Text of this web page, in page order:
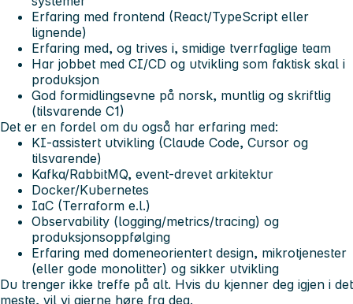
Erfaring med frontend (React/TypeScript eller
lignende)
Erfaring med, og trives i, smidige tverrfaglige team
Har jobbet med CI/CD og utvikling som faktisk skal i
produksjon
God formidlingsevne på norsk, muntlig og skriftlig
(tilsvarende C1)
Det er en fordel om du også har erfaring med:
KI-assistert utvikling (Claude Code, Cursor og
tilsvarende)
Kafka/RabbitMQ, event-drevet arkitektur
Docker/Kubernetes
IaC (Terraform e.l.)
Observability (logging/metrics/tracing) og
produksjonsoppfølging
Erfaring med domeneorientert design, mikrotjenester
(eller gode monolitter) og sikker utvikling
Du trenger ikke treffe på alt. Hvis du kjenner deg igjen i det
meste, vil vi gjerne høre fra deg.